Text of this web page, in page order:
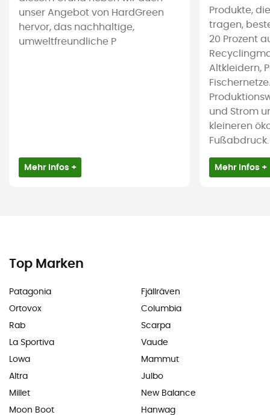
unser Angebot von HardGreen
hervor, das nachhaltige,
umweltfreundliche P
Mehr Infos +
Produkte,
tragen,
20 Prozent
Altkleidern,
und Strom
kleineren
Fußabdruck.
Mehr Infos +
Top Marken
Patagonia
Ortovox
Rab
La Sportiva
Lowa
Altra
Millet
Moon Boot
Fjällräven
Columbia
Scarpa
Vaude
Mammut
Julbo
New Balance
Hanwag